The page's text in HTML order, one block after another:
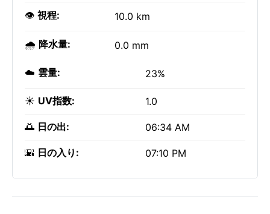
👁️ 視程: 10.0 km
🌧️ 降水量: 0.0 mm
☁️ 雲量: 23%
☀️ UV指数: 1.0
🌅 日の出: 06:34 AM
🌇 日の入り: 07:10 PM